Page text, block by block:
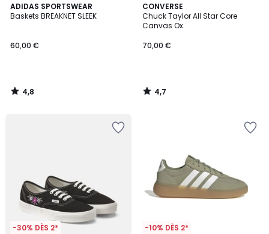
ADIDAS SPORTSWEAR
Baskets BREAKNET SLEEK
60,00 €
4,8
/ 5
4,8
/
CONVERSE
Chuck Taylor All Star Core
Canvas Ox
70,00 €
4,7
/ 5
4,7
/
-30% DÈS 2* -10% DÈS 2*